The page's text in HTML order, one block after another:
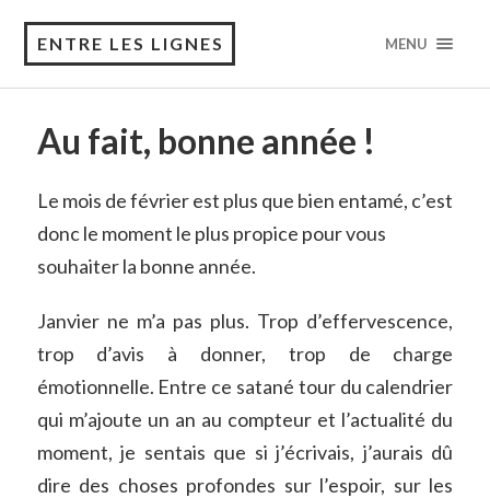
ENTRE LES LIGNES MENU
Au fait, bonne année !
Le mois de février est plus que bien entamé, c’est
donc le moment le plus propice pour vous
souhaiter la bonne année.
Janvier ne m’a pas plus. Trop d’effervescence,
trop d’avis à donner, trop de charge
émotionnelle. Entre ce satané tour du calendrier
qui m’ajoute un an au compteur et l’actualité du
moment, je sentais que si j’écrivais, j’aurais dû
dire des choses profondes sur l’espoir, sur les